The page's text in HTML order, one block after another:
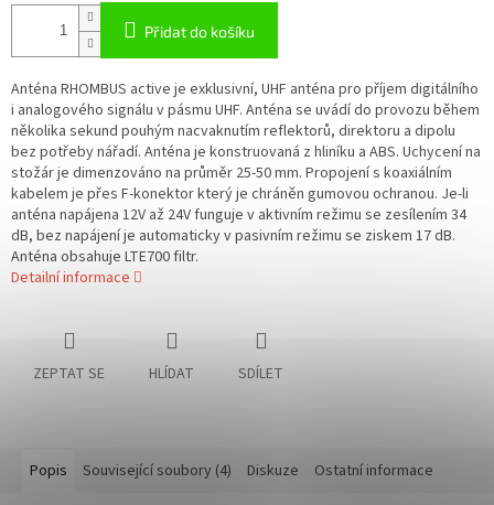
Přidat do košíku
Anténa RHOMBUS active je exklusivní, UHF anténa pro příjem digitálního
i analogového signálu v pásmu UHF. Anténa se uvádí do provozu během
několika sekund pouhým nacvaknutím reflektorů, direktoru a dipolu
bez potřeby nářadí. Anténa je konstruovaná z hliníku a ABS. Uchycení na
stožár je dimenzováno na průměr 25-50 mm. Propojení s koaxiálním
kabelem je přes F-konektor který je chráněn gumovou ochranou. Je-li
anténa napájena 12V až 24V funguje v aktivním režimu se zesílením 34
dB, bez napájení je automaticky v pasivním režimu se ziskem 17 dB.
Anténa obsahuje LTE700 filtr.
Detailní informace
ZEPTAT SE HLÍDAT SDÍLET
Popis Související soubory (4) Diskuze Ostatní informace